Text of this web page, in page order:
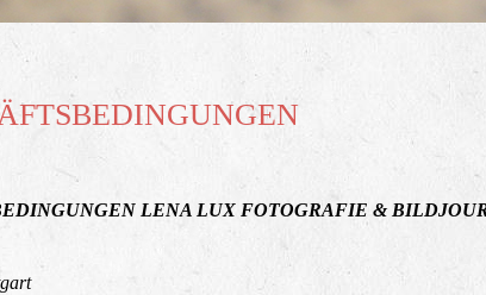
LENA LUX FOTOGRAFIE &